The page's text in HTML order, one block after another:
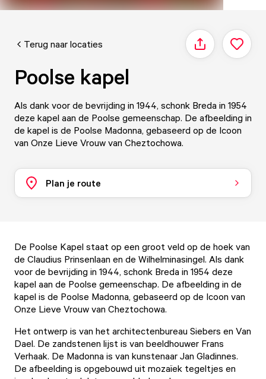
Terug naar locaties Delen
Poolse kapel
Als dank voor de bevrijding in 1944, schonk Breda in 1954
deze kapel aan de Poolse gemeenschap. De afbeelding in
de kapel is de Poolse Madonna, gebaseerd op de Icoon
van Onze Lieve Vrouw van Cheztochowa.
Plan je route
De Poolse Kapel staat op een groot veld op de hoek van
de Claudius Prinsenlaan en de Wilhelminasingel. Als dank
voor de bevrijding in 1944, schonk Breda in 1954 deze
kapel aan de Poolse gemeenschap. De afbeelding in de
kapel is de Poolse Madonna, gebaseerd op de Icoon van
Onze Lieve Vrouw van Cheztochowa.
Het ontwerp is van het architectenbureau Siebers en Van
Dael. De zandstenen lijst is van beeldhouwer Frans
Verhaak. De Madonna is van kunstenaar Jan Gladinnes.
De afbeelding is opgebouwd uit mozaïek tegeltjes en